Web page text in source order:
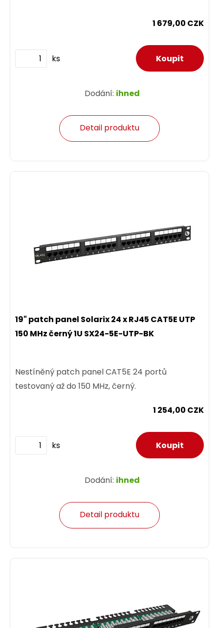
1 679,00 CZK
ks
Dodání: ihned
Detail produktu
19" patch panel Solarix 24 x RJ45 CAT5E UTP
150 MHz černý 1U SX24-5E-UTP-BK
Nestíněný patch panel CAT5E 24 portů
testovaný až do 150 MHz, černý.
1 254,00 CZK
ks
Dodání: ihned
Detail produktu